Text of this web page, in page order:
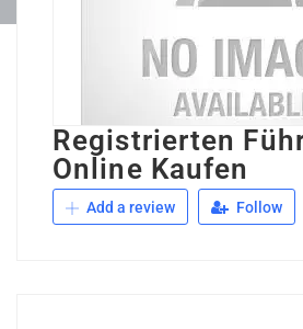
Registrierten
Online Kaufen
Add a review Follow